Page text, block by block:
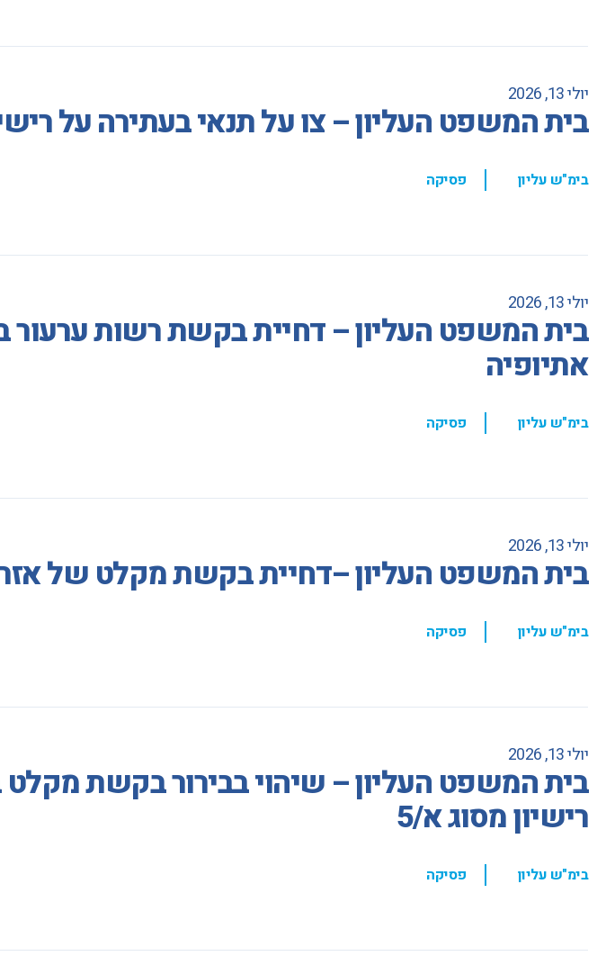
יולי 13, 2026
בית המשפט העליון – צו על תנאי בעתירה על
בימ"ש עליון , פסיקה
יולי 13, 2026
בית המשפט העליון – דחיית בקשת רשות ערעור
אתיופיה
בימ"ש עליון , פסיקה
יולי 13, 2026
בית המשפט העליון –דחיית בקשת מקלט של
בימ"ש עליון , פסיקה
יולי 13, 2026
בית המשפט העליון – שיהוי בבירור בקשת
רישיון מסוג א/5
בימ"ש עליון , פסיקה